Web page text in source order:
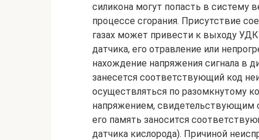
силикона могут попасть в систему
процессе сгорания. Присутствие
газах может привести к выходу
датчика, его отравление или
нахождение напряжения сигнала в
занесется соответствующий код
осуществляться по разомкнутому
напряжением, свидетельствующим
его память заносится
датчика кислорода). Причиной